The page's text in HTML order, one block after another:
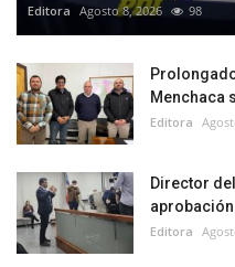
Editora Agosto 8, 2026 98
Menchaca
Editora
Director
Editora